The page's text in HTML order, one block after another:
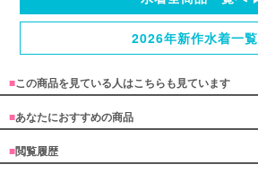
2026年新作水着一覧
■この商品を見ている人はこちらも見ています
■あなたにおすすめの商品
■閲覧履歴